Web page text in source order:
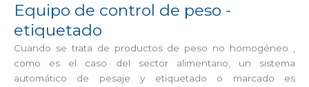
Equipo de control de peso -
etiquetado
Cuando se trata de productos de peso no homogéneo ,
como es el caso del sector alimentario, un sistema
automático de pesaje y etiquetado o marcado es